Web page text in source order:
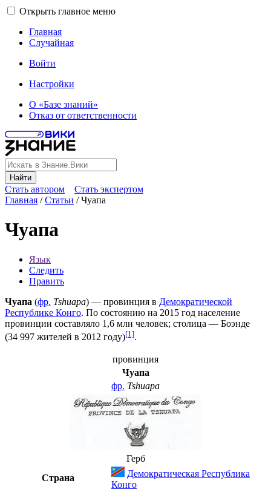
Открыть главное меню
Главная
Случайная
Войти
Настройки
О «Базе знаний»
Отказ от ответственности
Найти
Стать автором
Стать экспертом
Главная /Статьи /Чуапа
Чуапа
Язык
Следить
Править
Чуапа (фр. Tshuapa) — провинция в Демократической
Республике Конго. По состоянию на 2015 год население
провинции составляло 1,6 млн человек; столица — Боэнде
(34 997 жителей в 2012 году)[1].
провинция
Чуапа
фр. Tshuapa
Герб
Страна
Демократическая Республика
Конго